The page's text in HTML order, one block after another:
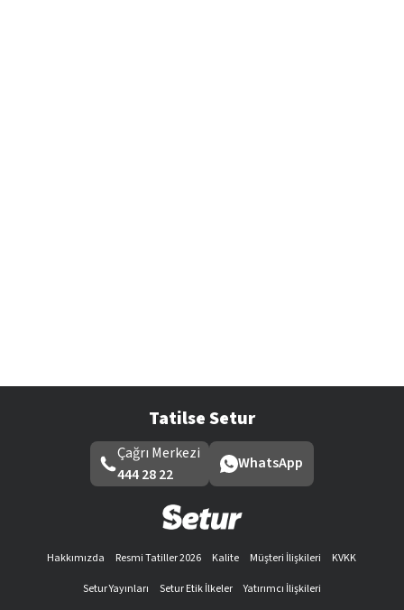
Tatilse Setur
Çağrı Merkezi
444 28 22
WhatsApp
Hakkımızda Resmi Tatiller 2026 Kalite Müşteri İlişkileri
KVKK
Setur Yayınları
Setur Etik İlkeler
Yatırımcı İlişkileri